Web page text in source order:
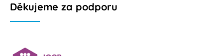
Děkujeme za podporu